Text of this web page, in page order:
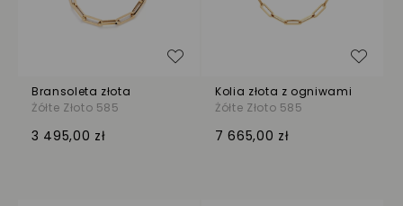
Bransoleta złota
Żółte Złoto 585
3 495,00 zł
Dodaj do listy życzeń
Kolia złota z ogniwami
Żółte Złoto 585
7 665,00 zł